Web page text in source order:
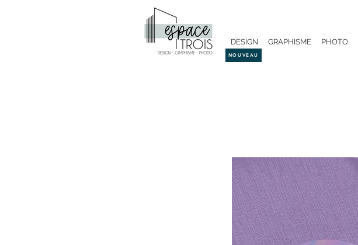
DESIGN GRAPHISME PHOTO
NOUVEAU